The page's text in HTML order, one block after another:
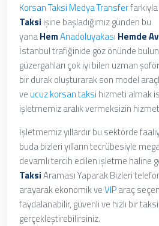
Korsan Taksi Medya Transferfarkıyla
Taksi işine başladığımız günden bu
yanaHemAnadoluyakası Hemde
İstanbul trafiğinide göz önünde
güzergahları çok iyi bilen uzman
bir durak oluşturarak son model
ve ucuz korsan taksi hizmeti almak
işletmemiz aralık vermeksizin
İşletmemiz yıllardır bu sektörde
buda bizleri yılların tecrübesiyle
devamlı tercih edilen işletme haline
TaksiAraması YaparakBizleri
arayarak ekonomik veVIParaç
faydalanabilir, güvenli ve hızlı bir
gerçekleştirebilirsiniz.